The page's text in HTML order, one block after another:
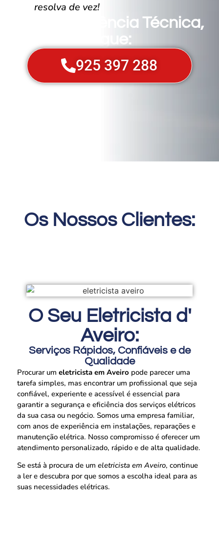
resolva de vez!
Para Assistência Técnica,
Ligue:
925 397 288
Os Nossos Clientes:
O Seu Eletricista d'
Aveiro:
Serviços Rápidos, Confiáveis e de
Qualidade
Procurar um eletricista em Aveiro pode parecer uma
tarefa simples, mas encontrar um profissional que seja
confiável, experiente e acessível é essencial para
garantir a segurança e eficiência dos serviços elétricos
da sua casa ou negócio. Somos uma empresa familiar,
com anos de experiência em instalações, reparações e
manutenção elétrica. Nosso compromisso é oferecer um
atendimento personalizado, rápido e de alta qualidade.
Se está à procura de um eletricista em Aveiro, continue
a ler e descubra por que somos a escolha ideal para as
suas necessidades elétricas.